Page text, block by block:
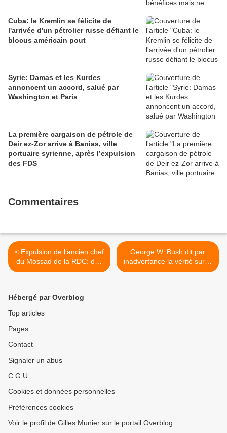
Cuba: le Kremlin se félicite de
l'arrivée d'un pétrolier russe défiant le
blocus américain pout
Syrie: Damas et les Kurdes
annoncent un accord, salué par
Washington et Paris
La première cargaison de pétrole de
Deir ez-Zor arrive à Banias, ville
portuaire syrienne, après l’expulsion
des FDS
Commentaires
< Expulsion de l’ancien chef
du Mossad de la RDC: des
révélations de "The Marker"
George W. Bush dit par
inadvertance la vérité sur la
guerre d'Irak >
Hébergé par Overblog
Top articles
Pages
Contact
Signaler un abus
C.G.U.
Cookies et données personnelles
Préférences cookies
Voir le profil de Gilles Munier sur le portail Overblog